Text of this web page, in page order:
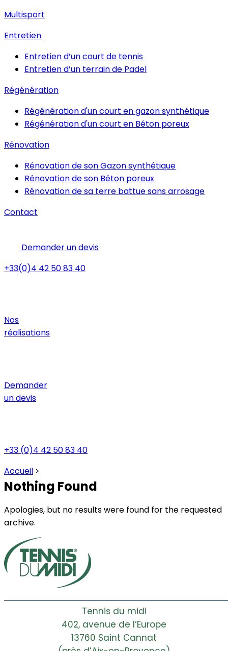
Multisport
Entretien
Entretien d’un court de tennis
Entretien d’un terrain de Padel
Régénération
Régénération d'un court en gazon synthétique
Régénération d'un court en Béton poreux
Rénovation
Rénovation de son Gazon synthétique
Rénovation de son Béton poreux
Rénovation de sa terre battue sans arrosage
Contact
Demander un devis
+33(0)4 42 50 83 40
Nos
réalisations
Demander
un devis
+33 (0)4 42 50 83 40
Accueil >
Nothing Found
Apologies, but no results were found for the requested
archive.
Tennis du midi
402, avenue de l’Europe
13760 Saint Cannat